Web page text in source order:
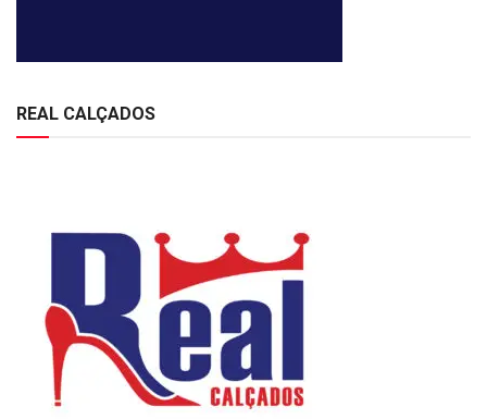
REAL CALÇADOS